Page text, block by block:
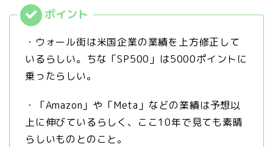
・ウォール街は米国企業の業績を上方修正して
いるらしい。ちな「SP500」は5000ポイントに
乗ったらしい。
・「Amazon」や「Meta」などの業績は予想以
上に伸びているらしく、ここ10年で見ても素晴
らしいものとのこと。